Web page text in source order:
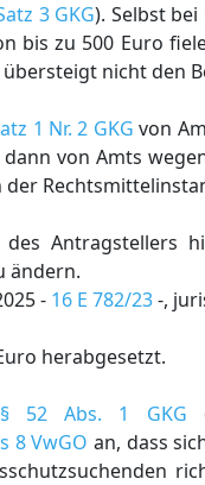
3 GKG). Selbst
bis zu 500 Euro
nicht den
1 Nr. 2 GKG von
von Amts
Antragstellers
ändern.
- 16 E 782/23-,
herabgesetzt.
§ 52 Abs. 1 GKG
8 VwGO an, dass